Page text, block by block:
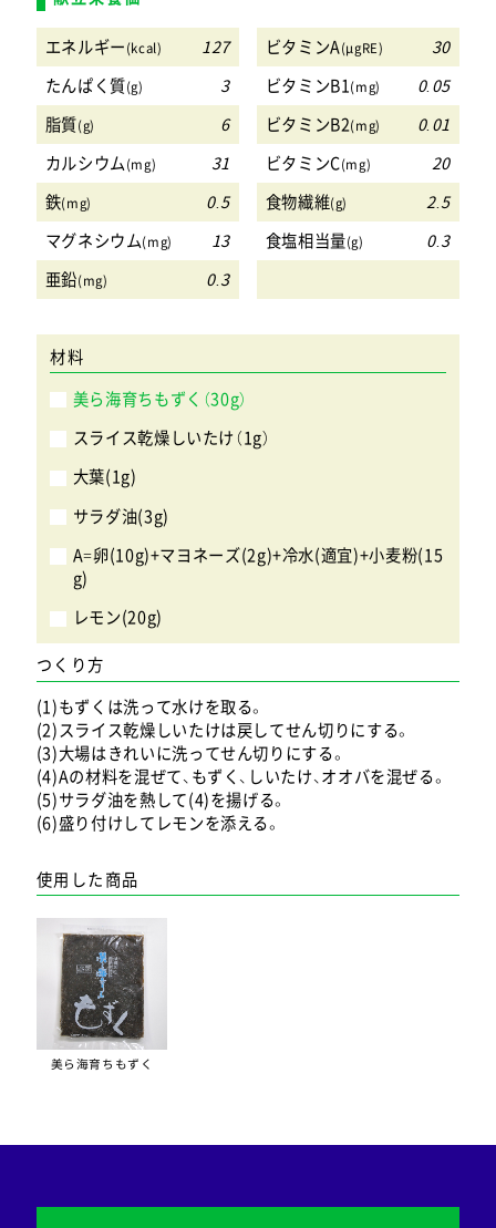
エネルギー(kcal) 127 ビタミンA(μgRE)
30
たんぱく質(g) 3 ビタミンB1(mg)
0.05
脂質(g) 6 ビタミンB2(mg)
0.01
カルシウム(mg) 31 ビタミンC(mg)
20
鉄(mg) 0.5 食物繊維(g)
2.5
マグネシウム(mg) 13 食塩相当量(g)
0.3
亜鉛(mg) 0.3
材料
美ら海育ちもずく（30g）
スライス乾燥しいたけ（1g）
大葉(1g)
サラダ油(3g)
A=卵(10g)+マヨネーズ(2g)+冷水(適宜)+小麦粉(15
g)
レモン(20g)
つくり方
(1)もずくは洗って水けを取る。
(2)スライス乾燥しいたけは戻してせん切りにする。
(3)大場はきれいに洗ってせん切りにする。
(4)Aの材料を混ぜて、もずく、しいたけ、オオバを混ぜる。
(5)サラダ油を熱して(4)を揚げる。
(6)盛り付けしてレモンを添える。
使用した商品
美ら海育ちもずく